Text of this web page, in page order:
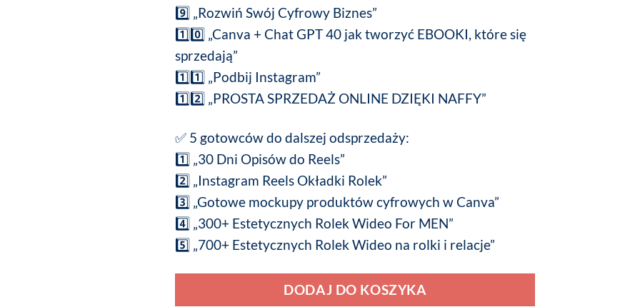
9️⃣ „Rozwiń Swój Cyfrowy Biznes”
1️⃣0️⃣ „Canva + Chat GPT 40 jak tworzyć EBOOKI, które się
sprzedają”
1️⃣1️⃣ „Podbij Instagram”
1️⃣2️⃣ „PROSTA SPRZEDAŻ ONLINE DZIĘKI NAFFY”
✅ 5 gotowców do dalszej odsprzedaży:
1️⃣ „30 Dni Opisów do Reels”
2️⃣ „Instagram Reels Okładki Rolek”
3️⃣ „Gotowe mockupy produktów cyfrowych w Canva”
4️⃣ „300+ Estetycznych Rolek Wideo For MEN”
5️⃣ „700+ Estetycznych Rolek Wideo na rolki i relacje”
DODAJ DO KOSZYKA